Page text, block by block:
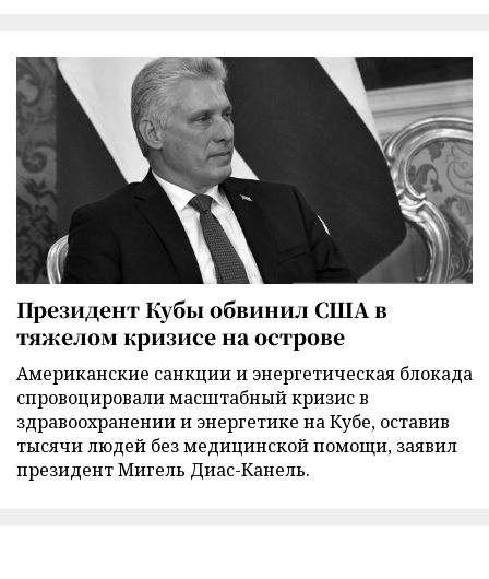
Президент Кубы обвинил США в
тяжелом кризисе на острове
Американские санкции и энергетическая блокада
спровоцировали масштабный кризис в
здравоохранении и энергетике на Кубе, оставив
тысячи людей без медицинской помощи, заявил
президент Мигель Диас-Канель.